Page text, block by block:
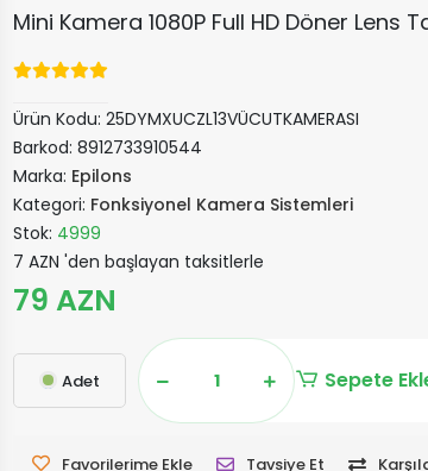
Mini Kamera 1080P Full HD Döner Lens
Ürün Kodu:25DYMXUCZL13VÜCUTKAMERASI
Barkod:8912733910544
Marka: Epilons
Kategori: Fonksiyonel Kamera Sistemleri
Stok: 4999
7 AZN 'den başlayan taksitlerle
79 AZN
Adet Sepete
Favorilerime Ekle Tavsiye Et